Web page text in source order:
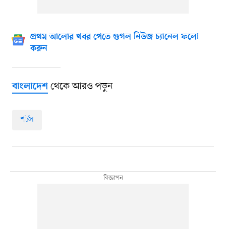
প্রথম আলোর খবর পেতে গুগল নিউজ চ্যানেল ফলো
করুন
বাংলাদেশথেকে আরও পড়ুন
শর্টস